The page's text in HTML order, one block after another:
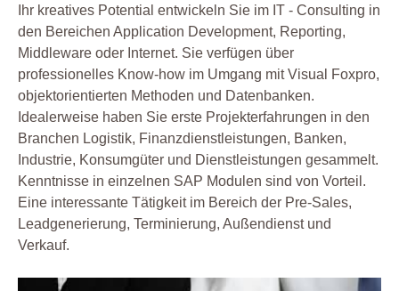
Ihr kreatives Potential entwickeln Sie im IT - Consulting in
den Bereichen Application Development, Reporting,
Middleware oder Internet. Sie verfügen über
professionelles Know-how im Umgang mit Visual Foxpro,
objektorientierten Methoden und Datenbanken.
Idealerweise haben Sie erste Projekterfahrungen in den
Branchen Logistik, Finanzdienstleistungen, Banken,
Industrie, Konsumgüter und Dienstleistungen gesammelt.
Kenntnisse in einzelnen SAP Modulen sind von Vorteil.
Eine interessante Tätigkeit im Bereich der Pre-Sales,
Leadgenerierung, Terminierung, Außendienst und
Verkauf.